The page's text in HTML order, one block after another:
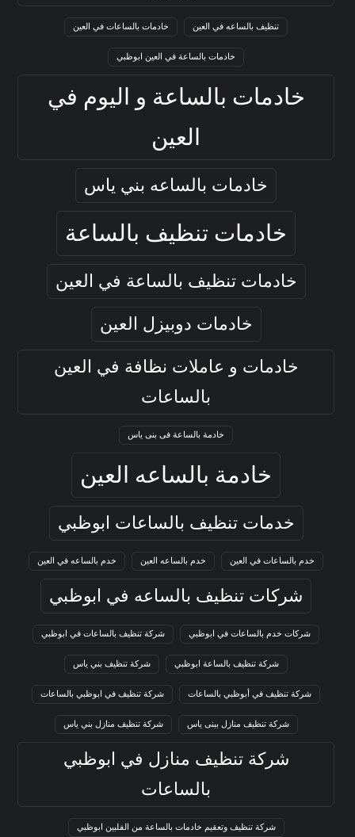
تنظيف بالساعه في العين خادمات بالساعات في العين
خادمات بالساعة في العين ابوظبي
خادمات بالساعة و اليوم في
العين
خادمات بالساعه بني ياس
خادمات تنظيف بالساعة
خادمات تنظيف بالساعة في العين
خادمات دوبيزل العين
خادمات و عاملات نظافة في العين
بالساعات
خادمة بالساعة فى بنى ياس
خادمة بالساعه العين
خدمات تنظيف بالساعات ابوظبي
خدم بالساعات في العين خدم بالساعه العين خدم بالساعه في العين
شركات تنظيف بالساعه في ابوظبي
شركات خدم بالساعات في ابوظبي شركة تنظيف بالساعات في ابوظبي
شركة تنظيف بالساعة ابوظبي شركة تنظيف بني ياس
شركة تنظيف في أبوظبي بالساعات شركة تنظيف في ابوظبي بالساعات
شركة تنظيف منازل ببنى ياس شركة تنظيف منازل بني ياس
شركة تنظيف منازل في ابوظبي
بالساعات
شركة تنظيف وتعقيم خادمات بالساعة من الفلبين ابوظبي